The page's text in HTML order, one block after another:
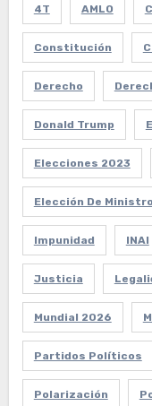
4T AMLO
Constitución
Derecho
Donald Trump
Elecciones 2023
Elección De
Impunidad INAI
Justicia
Mundial 2026
Partidos Políticos
Polarización